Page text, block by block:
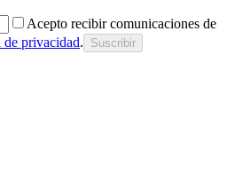
Acepto recibir comunicaciones de
de privacidad. Suscribir